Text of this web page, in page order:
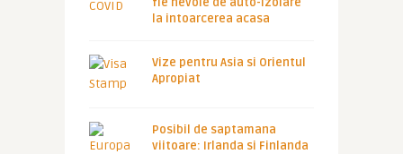
la intoarcerea acasa
Vize pentru Asia si Orientul
Apropiat
Posibil de saptamana
viitoare: Irlanda si Finlanda